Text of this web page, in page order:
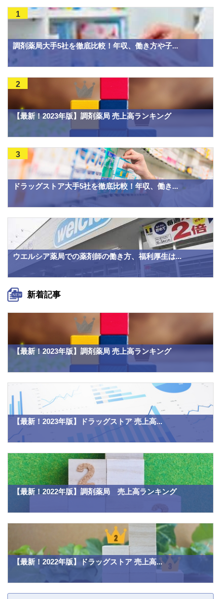
調剤薬局大手5社を徹底比較！年収、働き方や子...
1
【最新！2023年版】調剤薬局 売上高ランキング
2
ドラッグストア大手5社を徹底比較！年収、働き...
3
ウエルシア薬局での薬剤師の働き方、福利厚生は...
新着記事
【最新！2023年版】調剤薬局 売上高ランキング
【最新！2023年版】ドラッグストア 売上高...
【最新！2022年版】調剤薬局 売上高ランキング
【最新！2022年版】ドラッグストア 売上高...